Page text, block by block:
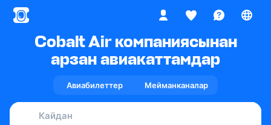
Cobalt Air компаниясынан
арзан авиакаттамдар
Авиабилеттер Мейманканалар